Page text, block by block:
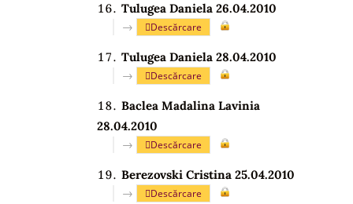
Tulugea Daniela 26.04.2010
→ Descărcare
Tulugea Daniela 28.04.2010
→ Descărcare
Baclea Madalina Lavinia
28.04.2010
→ Descărcare
Berezovski Cristina 25.04.2010
→ Descărcare